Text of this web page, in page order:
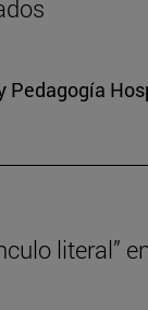
Pedagogía
literal”